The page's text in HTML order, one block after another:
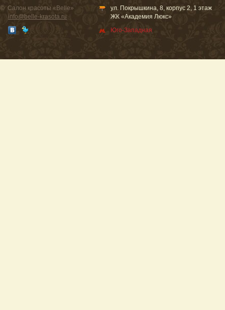
© Салон красоты «Belle»
info@belle-krasota.ru
ул. Покрышкина, 8, корпус 2, 1 этаж
ЖК «Академия Люкс»
Юго-Западная